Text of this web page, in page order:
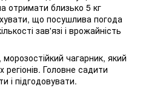
отримати близько 5 кг
що посушлива погода
зав'язі і врожайність
чагарник, який
Головне садити
і підгодовувати.